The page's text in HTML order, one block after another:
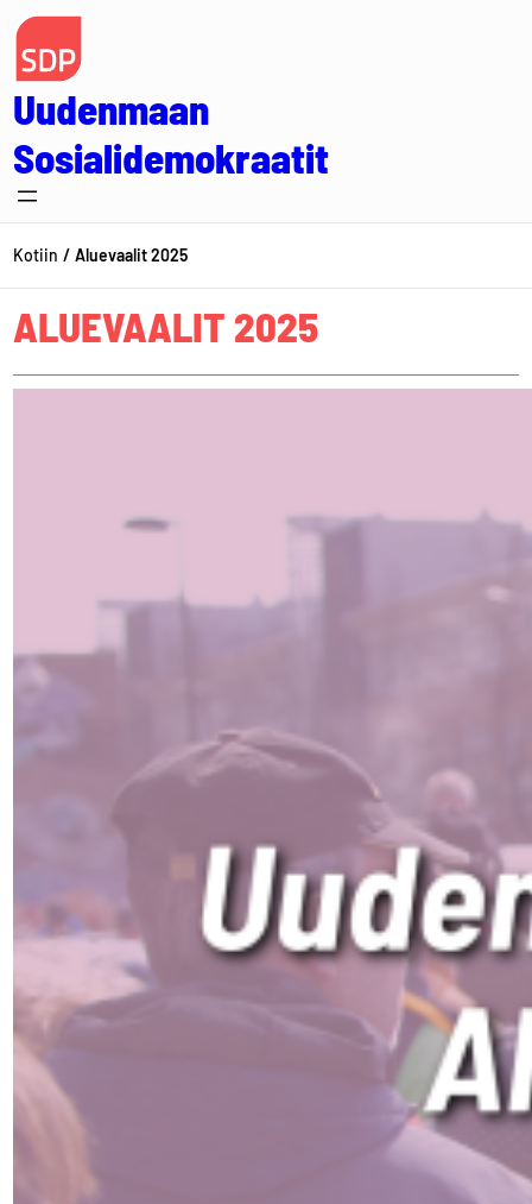
Siirry
sisältöön
Uudenmaan
Sosialidemokraatit
Kotiin Aluevaalit 2025
ALUEVAALIT 2025